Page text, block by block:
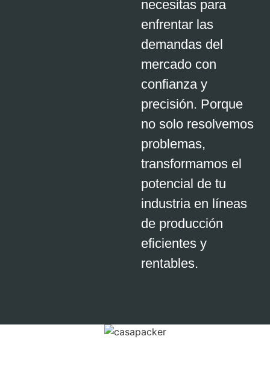
necesitas para
enfrentar las
demandas del
mercado con
confianza y
precisión. Porque
no solo resolvemos
problemas,
transformamos el
potencial de tu
industria en líneas
de producción
eficientes y
rentables.